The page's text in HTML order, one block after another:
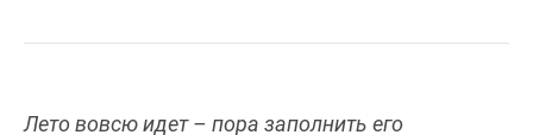
Лето вовсю идет – пора заполнить его